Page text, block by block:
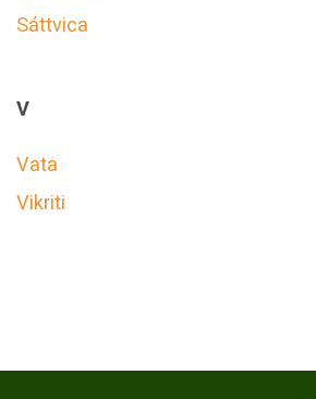
Sáttvica
V
Vata
Vikriti